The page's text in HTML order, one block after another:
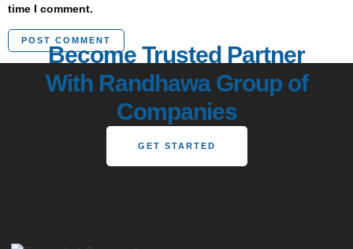
time I comment.
Become Trusted Partner
With Randhawa Group of
Companies
GET STARTED